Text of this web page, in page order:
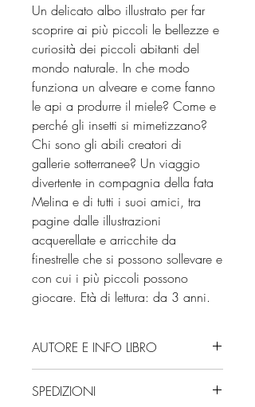
Un delicato albo illustrato per far
scoprire ai più piccoli le bellezze e
curiosità dei piccoli abitanti del
mondo naturale. In che modo
funziona un alveare e come fanno
le api a produrre il miele? Come e
perché gli insetti si mimetizzano?
Chi sono gli abili creatori di
gallerie sotterranee? Un viaggio
divertente in compagnia della fata
Melina e di tutti i suoi amici, tra
pagine dalle illustrazioni
acquerellate e arricchite da
finestrelle che si possono sollevare e
con cui i più piccoli possono
giocare. Età di lettura: da 3 anni.
AUTORE E INFO LIBRO
Editore: 24 Ore Cultura
SPEDIZIONI